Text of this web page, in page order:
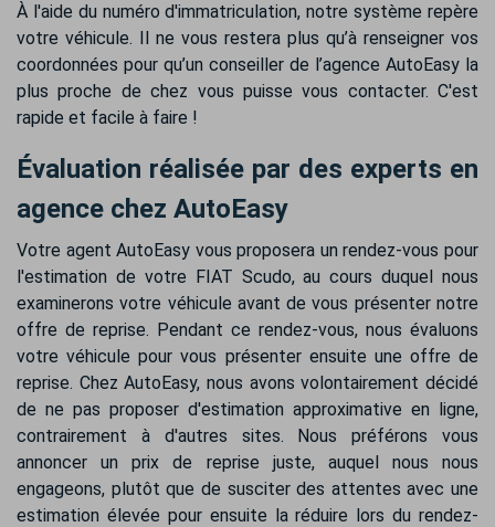
À l'aide du numéro d'immatriculation, notre système repère
votre véhicule. Il ne vous restera plus qu’à renseigner vos
coordonnées pour qu’un conseiller de l’agence AutoEasy la
plus proche de chez vous puisse vous contacter. C'est
rapide et facile à faire !
Évaluation réalisée par des experts en
agence chez AutoEasy
Votre agent AutoEasy vous proposera un rendez-vous pour
l'estimation de votre FIAT Scudo, au cours duquel nous
examinerons votre véhicule avant de vous présenter notre
offre de reprise. Pendant ce rendez-vous, nous évaluons
votre véhicule pour vous présenter ensuite une offre de
reprise. Chez AutoEasy, nous avons volontairement décidé
de ne pas proposer d'estimation approximative en ligne,
contrairement à d'autres sites. Nous préférons vous
annoncer un prix de reprise juste, auquel nous nous
engageons, plutôt que de susciter des attentes avec une
estimation élevée pour ensuite la réduire lors du rendez-